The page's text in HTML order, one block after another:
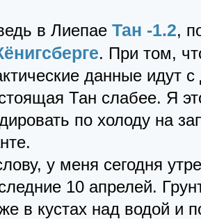
в Лиепае Тан -1.2,
. При том,
данные идут
Тан слабее. Я
по холоду на
у меня сегодня
10 апрелей.
в кустах над водой и